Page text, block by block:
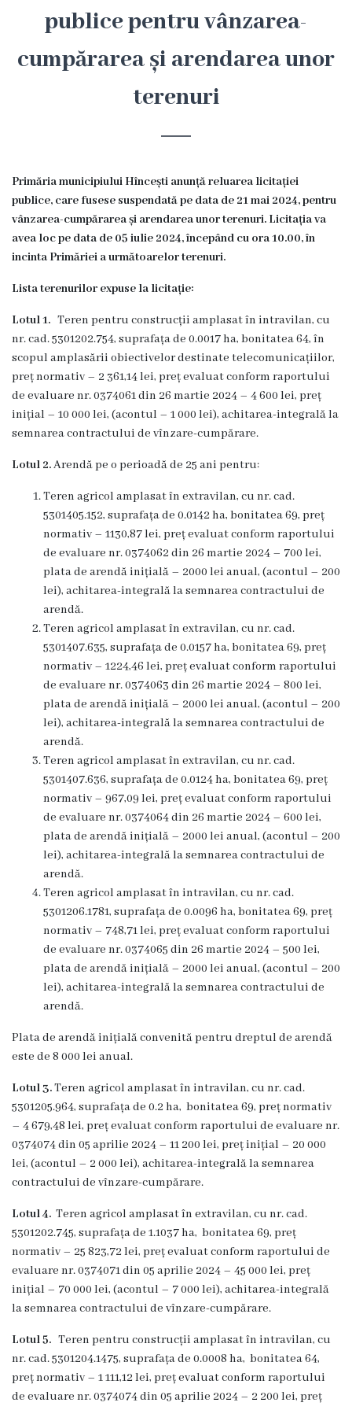
Hîncești
Simbolurile
Istoria
orașului
Potențial
turistic
Orașe
înfrățite
Cetățeni
de
onoare
Primăria
Primarul
Adresează
o
întrebare
Orele
de
audiență
Viceprimari
Viceprimar
în
domeniul
economic
Viceprimar
în
domeniul
social
Mediator
comunitar
Control
intern
managerial
Consiliul
local
Secretarul
Consiliului
publice pentru vânzarea-
cumpărarea și arendarea unor
terenuri
Primăria municipiului Hîncești anunță reluarea licitației
publice, care fusese suspendată pe data de 21 mai 2024, pentru
vânzarea-cumpărarea și arendarea unor terenuri. Licitația va
avea loc pe data de 05 iulie 2024, începând cu ora 10.00, în
incinta Primăriei a următoarelor terenuri.
Lista terenurilor expuse la licitație:
Lotul 1. Teren pentru construcții amplasat în intravilan, cu
nr. cad. 5301202.754, suprafața de 0.0017 ha, bonitatea 64, în
scopul amplasării obiectivelor destinate telecomunicațiilor,
preț normativ – 2 361,14 lei, preț evaluat conform raportului
de evaluare nr. 0374061 din 26 martie 2024 – 4 600 lei, preț
inițial – 10 000 lei, (acontul – 1 000 lei), achitarea-integrală la
semnarea contractului de vînzare-cumpărare.
Lotul 2.Arendă pe o perioadă de 25 ani pentru:
Teren agricol amplasat în extravilan, cu nr. cad.
5301405.152, suprafața de 0.0142 ha, bonitatea 69, preț
normativ – 1130,87 lei, preț evaluat conform raportului
de evaluare nr. 0374062 din 26 martie 2024 – 700 lei,
plata de arendă inițială – 2000 lei anual, (acontul – 200
lei), achitarea-integrală la semnarea contractului de
arendă.
Teren agricol amplasat în extravilan, cu nr. cad.
5301407.635, suprafața de 0.0157 ha, bonitatea 69, preț
normativ – 1224,46 lei, preț evaluat conform raportului
de evaluare nr. 0374063 din 26 martie 2024 – 800 lei,
plata de arendă inițială – 2000 lei anual, (acontul – 200
lei), achitarea-integrală la semnarea contractului de
arendă.
Teren agricol amplasat în extravilan, cu nr. cad.
5301407.636, suprafața de 0.0124 ha, bonitatea 69, preț
normativ – 967,09 lei, preț evaluat conform raportului
de evaluare nr. 0374064 din 26 martie 2024 – 600 lei,
plata de arendă inițială – 2000 lei anual, (acontul – 200
lei), achitarea-integrală la semnarea contractului de
arendă.
Teren agricol amplasat în intravilan, cu nr. cad.
5301206.1781, suprafața de 0.0096 ha, bonitatea 69, preț
normativ – 748,71 lei, preț evaluat conform raportului
de evaluare nr. 0374065 din 26 martie 2024 – 500 lei,
plata de arendă inițială – 2000 lei anual, (acontul – 200
lei), achitarea-integrală la semnarea contractului de
arendă.
Plata de arendă inițială convenită pentru dreptul de arendă
este de 8 000 lei anual.
Lotul 3.Teren agricol amplasat în intravilan, cu nr. cad.
5301205.964, suprafața de 0.2 ha, bonitatea 69, preț normativ
– 4 679,48 lei, preț evaluat conform raportului de evaluare nr.
0374074 din 05 aprilie 2024 – 11 200 lei, preț inițial – 20 000
lei, (acontul – 2 000 lei), achitarea-integrală la semnarea
contractului de vînzare-cumpărare.
Lotul 4. Teren agricol amplasat în extravilan, cu nr. cad.
5301202.745, suprafața de 1.1037 ha, bonitatea 69, preț
normativ – 25 823,72 lei, preț evaluat conform raportului de
evaluare nr. 0374071 din 05 aprilie 2024 – 45 000 lei, preț
inițial – 70 000 lei, (acontul – 7 000 lei), achitarea-integrală
la semnarea contractului de vînzare-cumpărare.
Lotul 5. Teren pentru construcții amplasat în intravilan, cu
nr. cad. 5301204.1475, suprafața de 0.0008 ha, bonitatea 64,
preț normativ – 1 111,12 lei, preț evaluat conform raportului
de evaluare nr. 0374074 din 05 aprilie 2024 – 2 200 lei, preț